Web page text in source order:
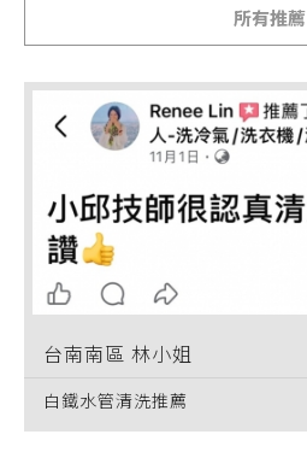
所有推薦
台南南區 林小姐
白鐵水管清洗推薦